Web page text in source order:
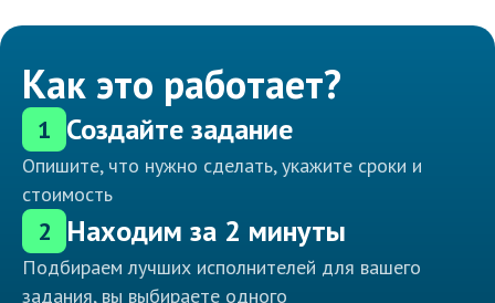
Как это работает?
1 Создайте задание
Опишите, что нужно сделать, укажите сроки и
стоимость
2 Находим за 2 минуты
Подбираем лучших исполнителей для вашего
задания, вы выбираете одного